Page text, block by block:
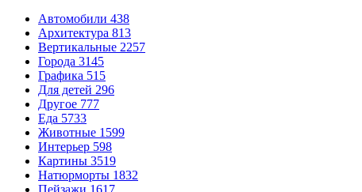
Автомобили 438
Архитектура 813
Вертикальные 2257
Города 3145
Графика 515
Для детей 296
Другое 777
Еда 5733
Животные 1599
Интерьер 598
Картины 3519
Натюрморты 1832
Пейзажи 1617